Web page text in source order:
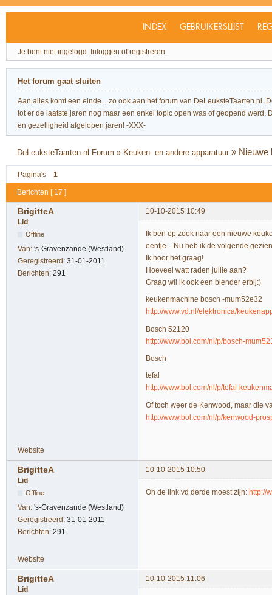
INDEX GEBRUIKERSLIJST
Je bent niet ingelogd. Inloggen of registreren.
Het forum gaat sluiten
Aan alles komt een einde... zo ook aan het forum van
tot er de laatste jaren nog maar een enkel topic open was of geopend
en gezelligheid afgelopen jaren! -XXX-
DeLeuksteTaarten.nl Forum » Keuken- en andere apparatuur » Nieuwe
Pagina's 1
Berichten [ 17 ]
BrigitteA
10-10-2015 10:49
Lid
Offline
Van: 's-Gravenzande (Westland)
Geregistreerd: 31-01-2011
Berichten: 291
Ik ben op zoek naar een nieuwe
eentje... Nu heb ik de volgende
Ik hoor het graag!
Hoeveel watt raden jullie aan?
Graag wil ik ook een blender erbij:)
keukenmachine bosch -mum52e32
http://www.vd.nl/elektronica/
Bosch 52120
http://www.bol.com/nl/p/bosch-
Bosch
tefal
http://www.bol.com/nl/p/tefal-
Of toch weer de Kenwood, maar die
http://www.bol.com/nl/p/kenwood-
Website
BrigitteA
10-10-2015 10:50
Lid
Offline
Van: 's-Gravenzande (Westland)
Geregistreerd: 31-01-2011
Berichten: 291
Oh de link vd derde moest zijn: http://
Website
BrigitteA
10-10-2015 11:06
Lid